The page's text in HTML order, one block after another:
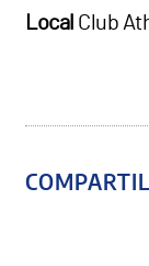
Local Club